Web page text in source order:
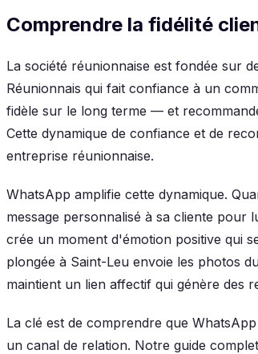
Comprendre la fidélité
La société réunionnaise est fondée sur
Réunionnais qui fait confiance à un
fidèle sur le long terme — et
Cette dynamique de confiance et de
entreprise réunionnaise.
WhatsApp amplifie cette dynamique.
message personnalisé à sa cliente
crée un moment d'émotion positive qui
plongée à Saint-Leu envoie les photos
maintient un lien affectif qui génère des
La clé est de comprendre que
un canal de relation. Notre guide